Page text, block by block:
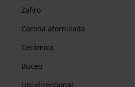
Zafiro
Corona atornillada
Cerámica
Buceo
Uni-direccional